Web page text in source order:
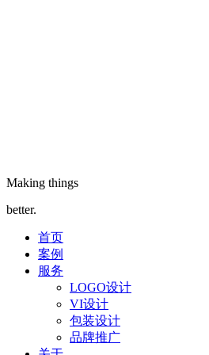
Making things
better.
首页
案例
服务
LOGO设计
VI设计
包装设计
品牌推广